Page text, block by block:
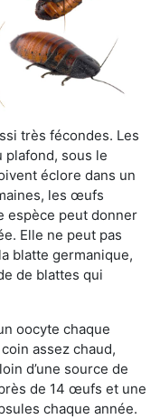
très fécondes. Les
plafond, sous le
éclore dans un
les œufs
espèce peut donner
Elle ne peut pas
blatte germanique,
de blattes qui
oocyte chaque
assez chaud,
d’une source de
de 14 œufs et une
chaque année.